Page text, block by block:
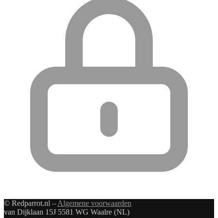
© Redparrot.nl – Algemene voorwaarden
van Dijklaan 15J 5581 WG Waalre (NL)